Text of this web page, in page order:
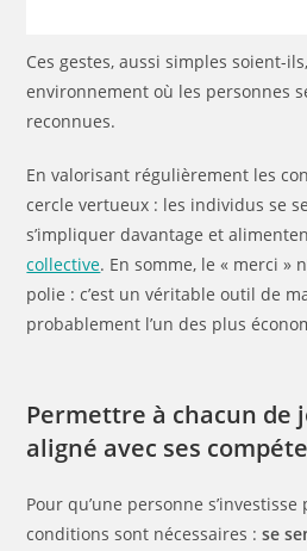
Ces gestes, aussi simples soient-
environnement où les personnes
reconnues.
En valorisant régulièrement les
cercle vertueux : les individus se
s’impliquer davantage et
collective. En somme, le « merci »
polie : c’est un véritable outil de
probablement l’un des plus
Permettre à chacun de
aligné avec ses
Pour qu’une personne
conditions sont nécessaires :se